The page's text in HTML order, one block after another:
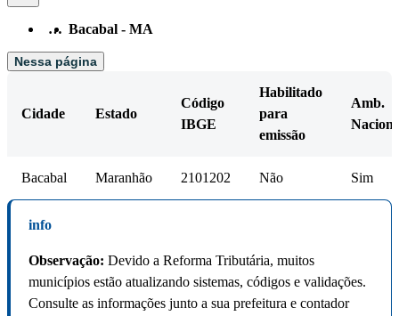
… Bacabal - MA
Nessa página
Cidade Estado
Código
IBGE
Habilitado
para
emissão
Amb.
Bacabal Maranhão 2101202 Não Sim
info
Observação: Devido a Reforma Tributária, muitos
municípios estão atualizando sistemas, códigos e validações.
Consulte as informações junto a sua prefeitura e contador